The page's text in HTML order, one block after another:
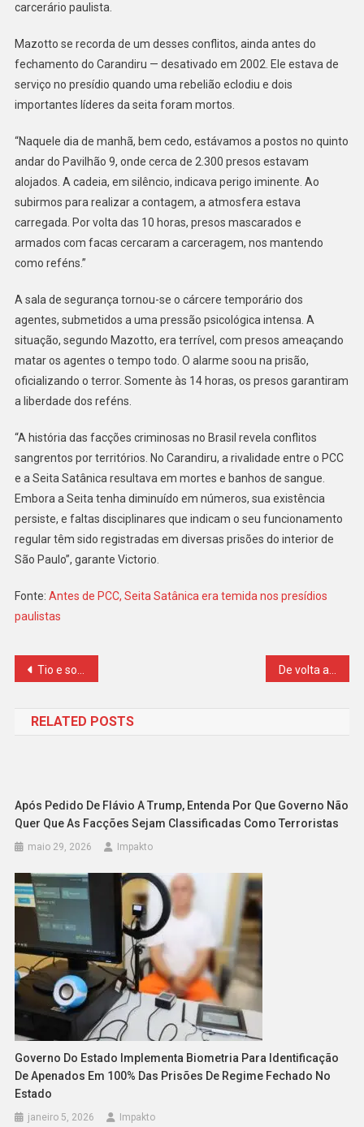
carcerário paulista.
Mazotto se recorda de um desses conflitos, ainda antes do
fechamento do Carandiru — desativado em 2002. Ele estava de
serviço no presídio quando uma rebelião eclodiu e dois
importantes líderes da seita foram mortos.
“Naquele dia de manhã, bem cedo, estávamos a postos no quinto
andar do Pavilhão 9, onde cerca de 2.300 presos estavam
alojados. A cadeia, em silêncio, indicava perigo iminente. Ao
subirmos para realizar a contagem, a atmosfera estava
carregada. Por volta das 10 horas, presos mascarados e
armados com facas cercaram a carceragem, nos mantendo
como reféns.”
A sala de segurança tornou-se o cárcere temporário dos
agentes, submetidos a uma pressão psicológica intensa. A
situação, segundo Mazotto, era terrível, com presos ameaçando
matar os agentes o tempo todo. O alarme soou na prisão,
oficializando o terror. Somente às 14 horas, os presos garantiram
a liberdade dos reféns.
“A história das facções criminosas no Brasil revela conflitos
sangrentos por territórios. No Carandiru, a rivalidade entre o PCC
e a Seita Satânica resultava em mortes e banhos de sangue.
Embora a Seita tenha diminuído em números, sua existência
persiste, e faltas disciplinares que indicam o seu funcionamento
regular têm sido registradas em diversas prisões do interior de
São Paulo”, garante Victorio.
Fonte: Antes de PCC, Seita Satânica era temida nos presídios
paulistas
Navegação
Post
Tio e sobrinha são presos ao tentar sacar mais de R$ 1 milhão de conta de cliente que mora na Austrália De volta ao Planalto: ex-deputado condenado por corrupção recebe apoio de Lula
RELATED POSTS
Após Pedido De Flávio A Trump, Entenda Por Que Governo Não
Quer Que As Facções Sejam Classificadas Como Terroristas
maio 29, 2026 Impakto
Governo Do Estado Implementa Biometria Para Identificação
De Apenados Em 100% Das Prisões De Regime Fechado No
Estado
janeiro 5, 2026 Impakto